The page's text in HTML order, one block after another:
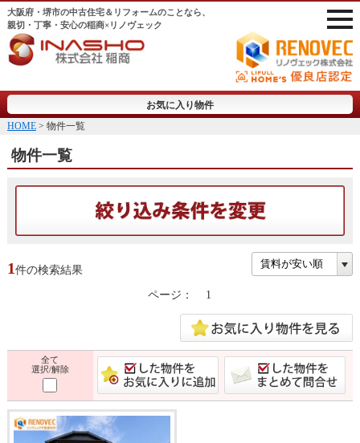
大阪府・堺市の中古住宅＆リフォームのことなら、
親切・丁寧・安心の稲商×リノヴェック
お気に入り物件
HOME> 物件一覧
物件一覧
1件の検索結果
ページ：
1
全て
選択/解除